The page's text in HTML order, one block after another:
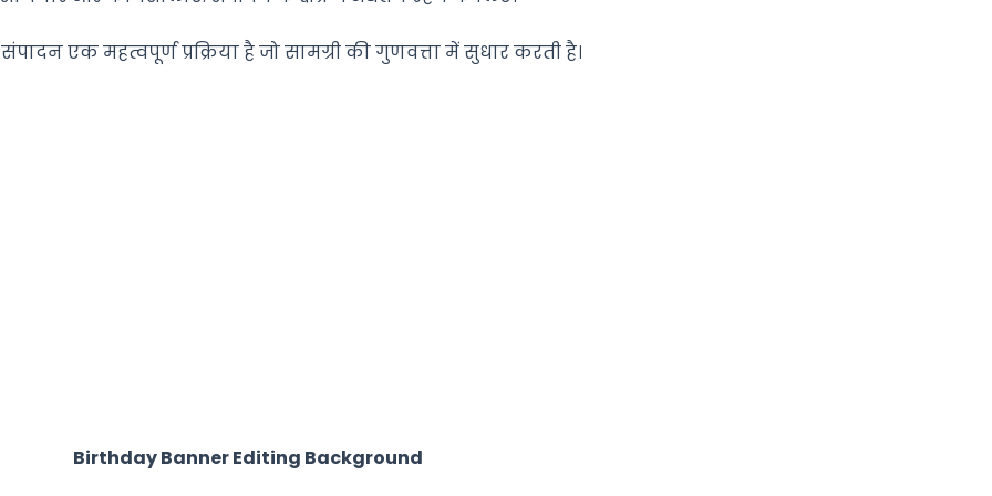
एक महत्वपूर्ण प्रक्रिया है जो सामग्री की गुणवत्ता में सुधार करती है।
Birthday Banner Editing Background